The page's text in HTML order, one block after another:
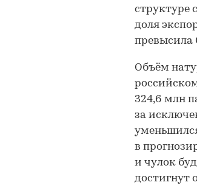
структуре
доля
превысила
Объём
324,6 млн
за
в
и чулок
достигнут